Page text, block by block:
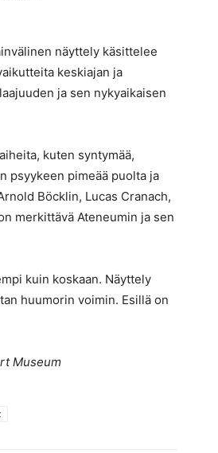
näyttely käsittelee
keskiajan ja
ja sen nykyaikaisen
kuten syntymää,
psyykeen pimeää puolta ja
Böcklin, Lucas Cranach,
merkittävä Ateneumin ja sen
kuin koskaan. Näyttely
huumorin voimin. Esillä on
Museum